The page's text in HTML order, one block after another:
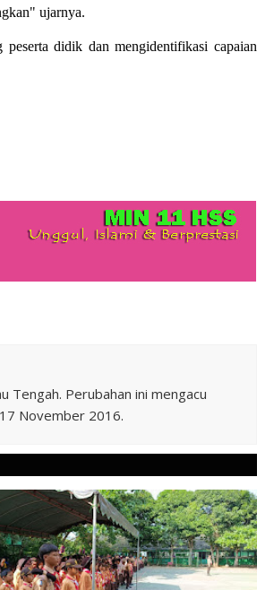
ujarnya.
peserta didik dan mengidentifikasi capaian
Tengah. Perubahan ini mengacu
November 2016.